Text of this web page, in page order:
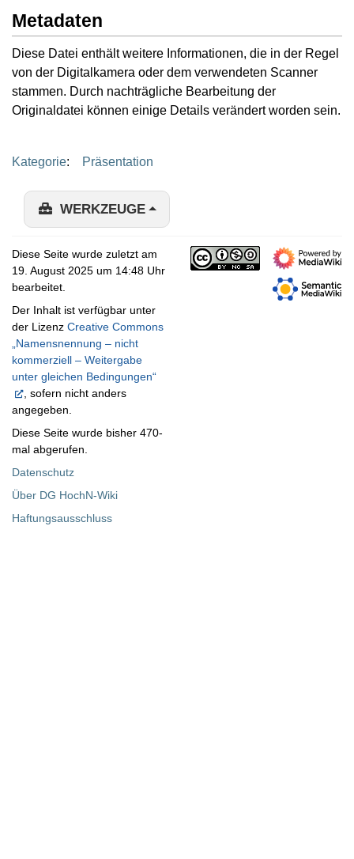
Metadaten
Diese Datei enthält weitere Informationen, die in der Regel
von der Digitalkamera oder dem verwendeten Scanner
stammen. Durch nachträgliche Bearbeitung der
Originaldatei können einige Details verändert worden sein.
Kategorie: Präsentation
WERKZEUGE
Diese Seite wurde zuletzt am
19. August 2025 um 14:48 Uhr
bearbeitet.
Der Inhalt ist verfügbar unter
der Lizenz Creative Commons
„Namensnennung – nicht
kommerziell – Weitergabe
unter gleichen Bedingungen“
, sofern nicht anders
angegeben.
Diese Seite wurde bisher 470-
mal abgerufen.
Datenschutz
Über DG HochN-Wiki
Haftungsausschluss